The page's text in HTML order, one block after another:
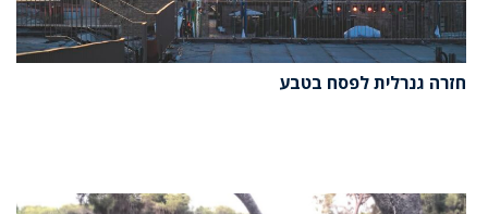
חזרה גנרלית לפסח בטבע